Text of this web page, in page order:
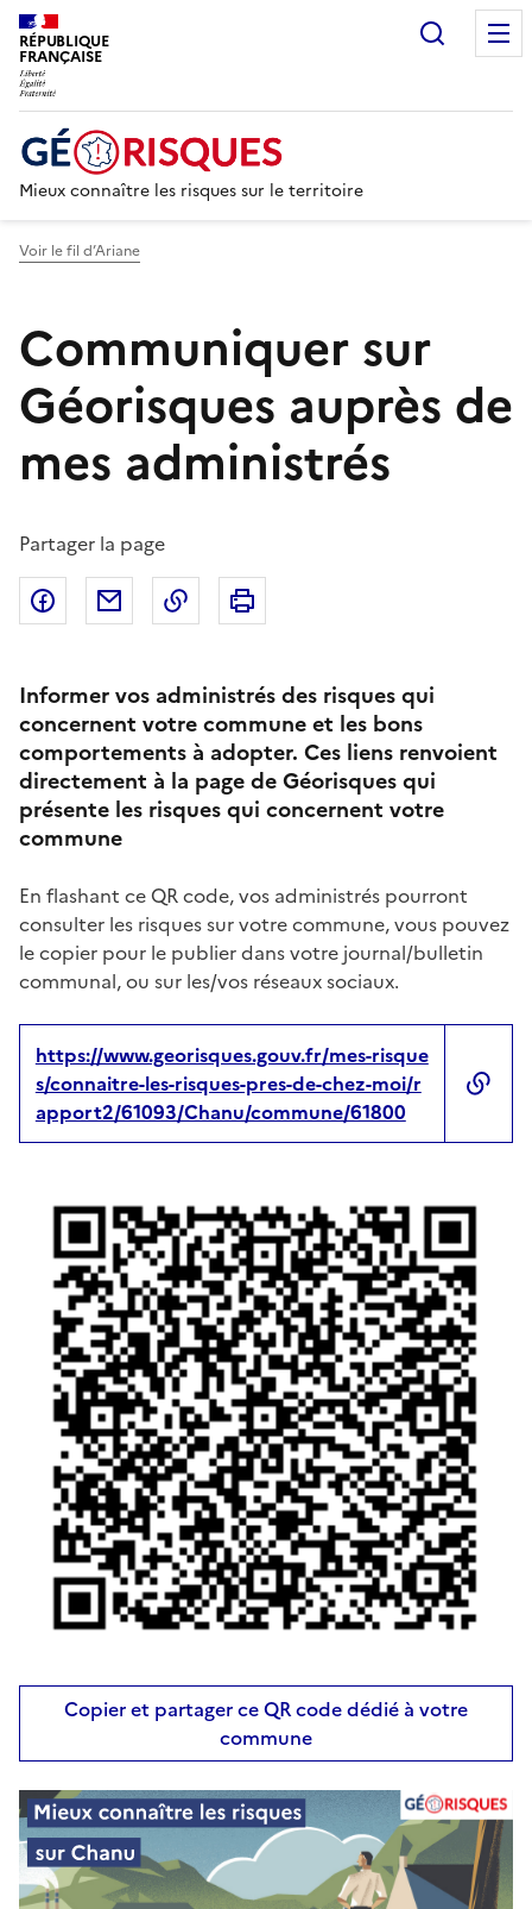
RÉPUBLIQUE
FRANÇAISE
Mieux connaître les risques sur le territoire
Voir le fil d’Ariane
Communiquer sur
Géorisques auprès de
mes administrés
Partager la page
Partager sur Facebook
Partager par emailCopier dans le presse-papier
Informer vos administrés des risques qui
concernent votre commune et les bons
comportements à adopter. Ces liens renvoient
directement à la page de Géorisques qui
présente les risques qui concernent votre
commune
En flashant ce QR code, vos administrés pourront
consulter les risques sur votre commune, vous pouvez
le copier pour le publier dans votre journal/bulletin
communal, ou sur les/vos réseaux sociaux.
https://www.georisques.gouv.fr/mes-risque
s/connaitre-les-risques-pres-de-chez-moi/r
apport2/61093/Chanu/commune/61800
Copier et partager ce QR code dédié à votre
commune